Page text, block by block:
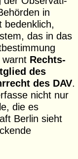
in
das in das
warnt Rechts­
des
des DAV
nicht nur
die es
Berlin sieht